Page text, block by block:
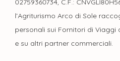
02759360734, C.F.:
l’Agriturismo Arco di Sole
personali sui Fornitori di
e su altri partner commerciali.